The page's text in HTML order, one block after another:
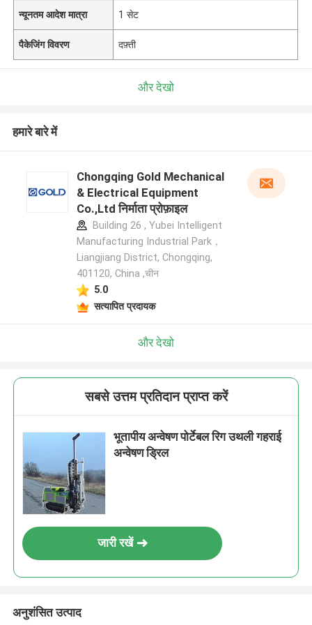
न्यूनतम आदेश मात्रा 1 सेट
पैकेजिंग विवरण दफ़्ती
और देखो
हमारे बारे में
Chongqing Gold Mechanical
& Electrical Equipment
Co.,Ltd निर्माता प्रोफ़ाइल
Building 26 , Yubei Intelligent
Manufacturing Industrial Park，
Liangjiang District, Chongqing,
401120, China ,चीन
5.0
सत्यापित प्रदायक
और देखो
सबसे उत्तम प्रतिदान प्राप्त करें
भूतापीय अन्वेषण पोर्टेबल रिग उथली गहराई
अन्वेषण ड्रिल
जारी रखें
अनुशंसित उत्पाद